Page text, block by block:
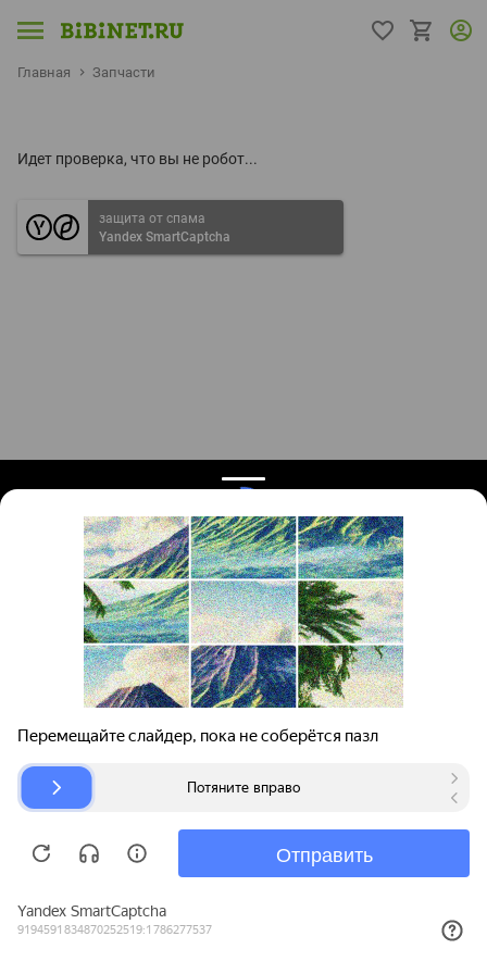
Главная Запчасти
Идет проверка, что вы не робот...
защита от спама
Yandex SmartCaptcha
Поиск запчастей
Для автокомпаний
Авторазборки
О проекте
Помощь
Карта сайта
© bibinet.ru - система поиска запчастей,
Copyright 2010-2026 Все права защищены